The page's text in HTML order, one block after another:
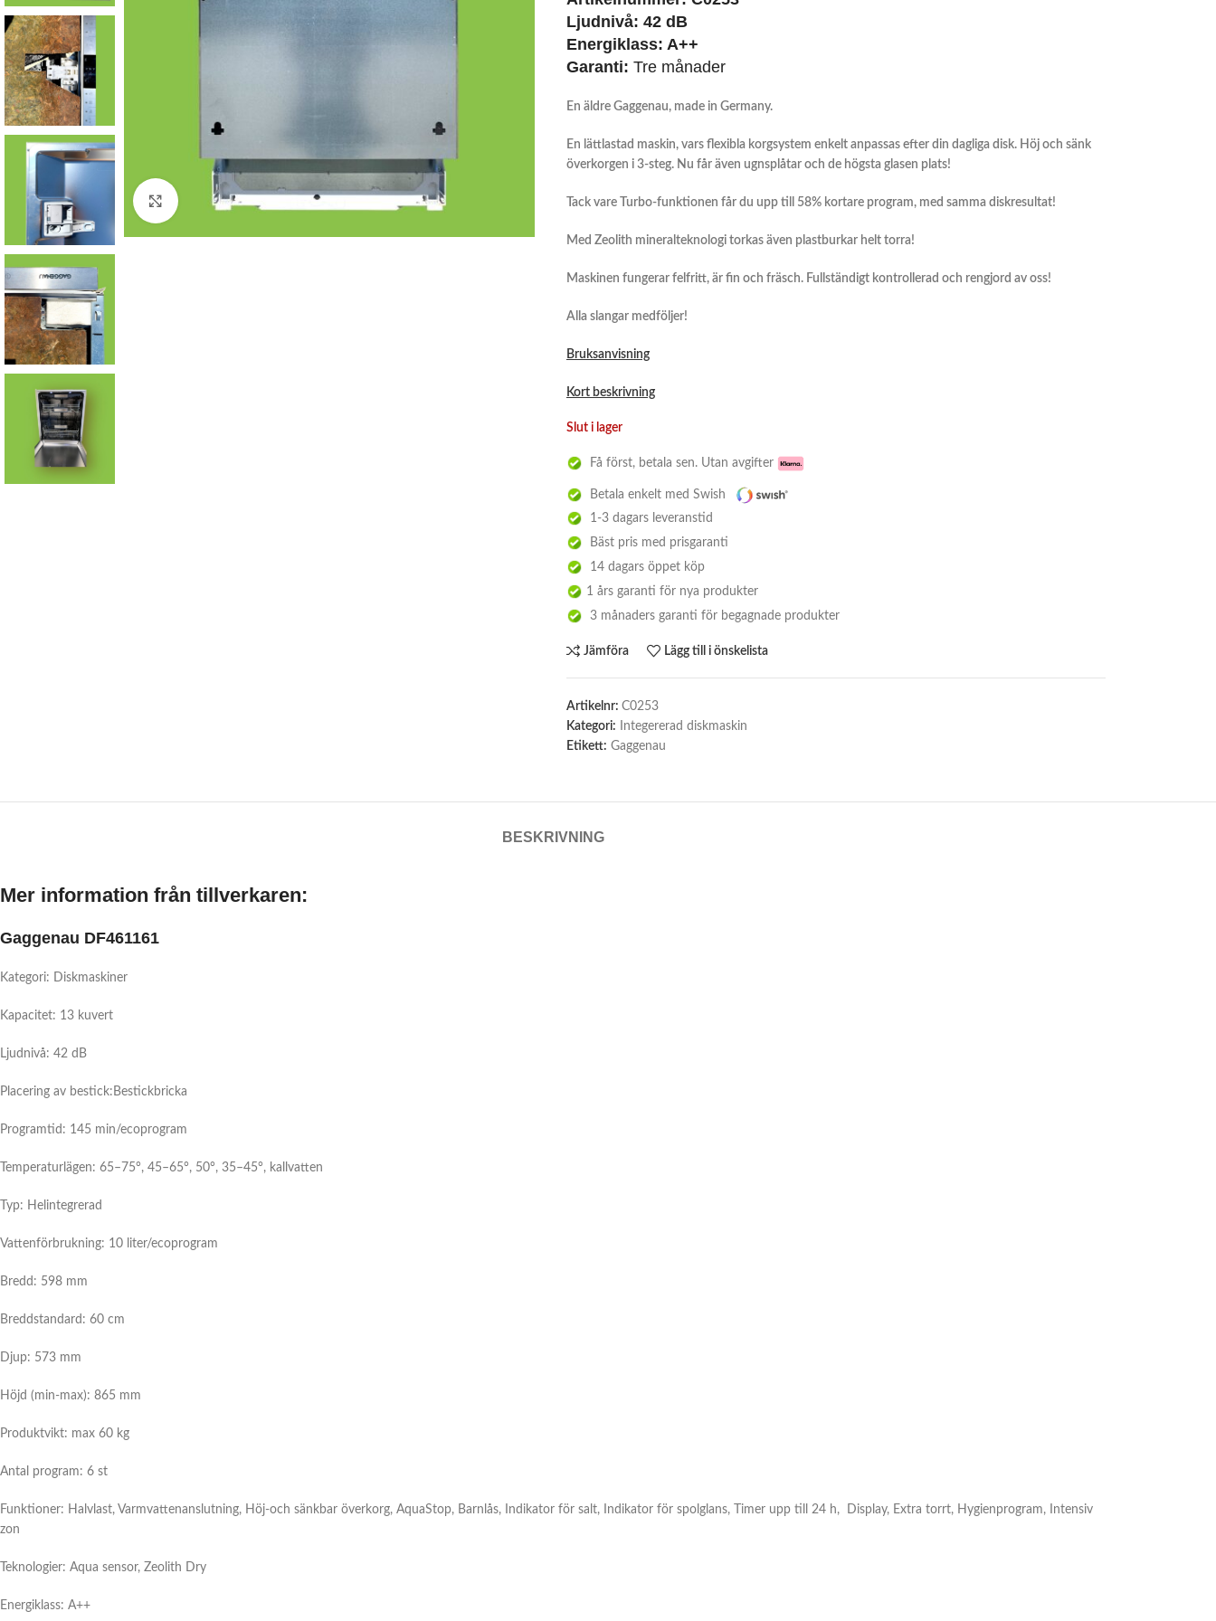
Click to enlarge
Ljudnivå: 42 dB
Energiklass: A++
Garanti: Tre månader
En äldre Gaggenau, made in Germany.
En lättlastad maskin, vars flexibla korgsystem enkelt anpassas efter din dagliga disk. Höj och sänk
överkorgen i 3-steg. Nu får även ugnsplåtar och de högsta glasen plats!
Tack vare Turbo-funktionen får du upp till 58% kortare program, med samma diskresultat!
Med Zeolith mineralteknologi torkas även plastburkar helt torra!
Maskinen fungerar felfritt, är fin och fräsch. Fullständigt kontrollerad och rengjord av oss!
Alla slangar medföljer!
Bruksanvisning
Kort beskrivning
Slut i lager
Få först, betala sen. Utan avgifter
Betala enkelt med Swish
1-3 dagars leveranstid
Bäst pris med prisgaranti
14 dagars öppet köp
1 års garanti för nya produkter
3 månaders garanti för begagnade produkter
Jämföra Lägg till i önskelista
Artikelnr: C0253
Kategori:
Integererad diskmaskin
Etikett: Gaggenau
BESKRIVNING
Mer information från tillverkaren:
Gaggenau DF461161
Kategori: Diskmaskiner
Kapacitet: 13 kuvert
Ljudnivå: 42 dB
Placering av bestick:Bestickbricka
Programtid: 145 min/ecoprogram
Temperaturlägen: 65–75°, 45–65°, 50°, 35–45°, kallvatten
Typ: Helintegrerad
Vattenförbrukning: 10 liter/ecoprogram
Bredd: 598 mm
Breddstandard: 60 cm
Djup: 573 mm
Höjd (min-max): 865 mm
Produktvikt: max 60 kg
Antal program: 6 st
Funktioner: Halvlast, Varmvattenanslutning, Höj-och sänkbar överkorg, AquaStop, Barnlås, Indikator för salt, Indikator för spolglans, Timer upp till 24 h, Display, Extra torrt, Hygienprogram, Intensiv
zon
Teknologier: Aqua sensor, Zeolith Dry
Energiklass: A++